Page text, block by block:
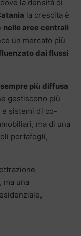
la densità di
la crescita è
nelle aree centrali
un mercato più
dai flussi
più diffusa
gestiscono più
sistemi di co-
ma di una
portafogli,
ma una